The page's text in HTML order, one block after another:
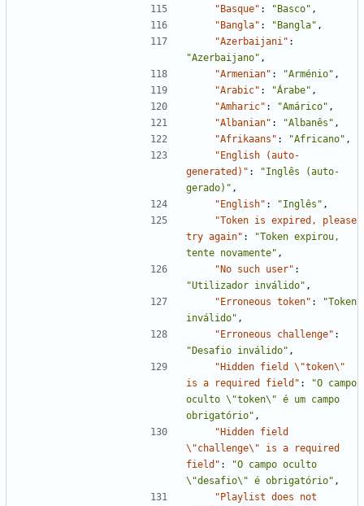
"Basque" : "Basco" ,
"Bangla" : "Bangla" ,
"Azerbaijani" :
"Azerbaijano" ,
"Armenian" : "Arménio" ,
"Arabic" : "Árabe" ,
"Amharic" : "Amárico" ,
"Albanian" : "Albanês" ,
"Afrikaans" : "Africano" ,
"English (auto-
generated)" :
"Inglês (auto-
gerado)" ,
"English" : "Inglês" ,
"Token is expired, please
try again" :
"Token expirou,
tente novamente" ,
"No such user" :
"Utilizador inválido" ,
"Erroneous token" :
"Token
inválido" ,
"Erroneous challenge" :
"Desafio inválido" ,
"Hidden field \"token\"
is a required field" :
"O campo
oculto \"token\" é um campo
obrigatório" ,
"Hidden field
\"challenge\" is a required
field" :
"O campo oculto
\"desafio\" é obrigatório" ,
"Playlist does not